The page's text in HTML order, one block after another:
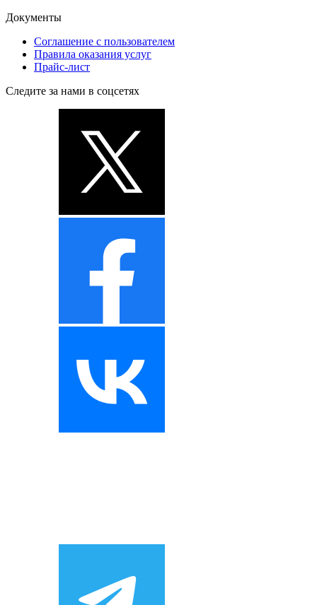
Документы
Соглашение с пользователем
Правила оказания услуг
Прайс-лист
Следите за нами в соцсетях